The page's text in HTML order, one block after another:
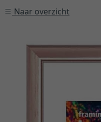
Naar overzicht